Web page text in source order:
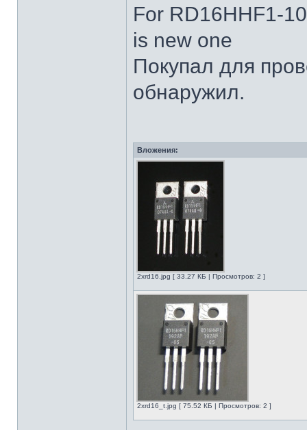
For RD16HHF1-
is new one
Покупал для
обнаружил.
Вложения:
2xrd16.jpg [ 33.27 КБ | Просмотров: 2 ]
2xrd16_t.jpg [ 75.52 КБ | Просмотров: 2 ]